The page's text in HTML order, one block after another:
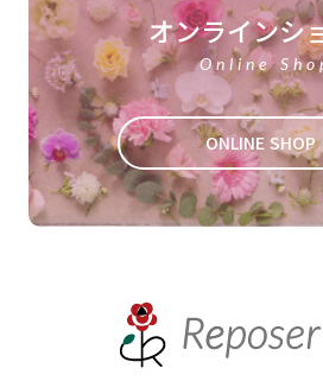
オンラインシ
Online
ONLINE SHOP